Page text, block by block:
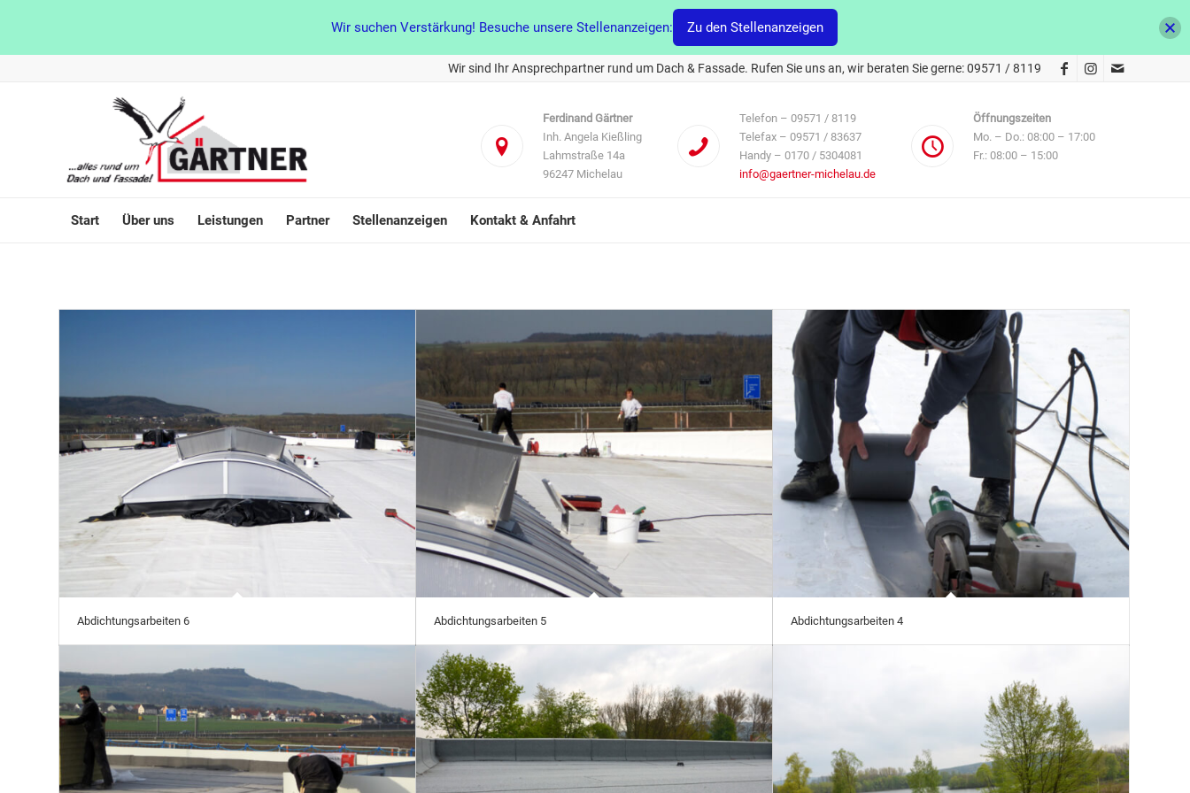
Wir sind Ihr Ansprechpartner rund um Dach & Fassade. Rufen Sie uns an, wir beraten Sie gerne: 09571 / 8119
Ferdinand Gärtner
Inh. Angela Kießling
Lahmstraße 14a
96247 Michelau
Telefon – 09571 / 8119
Telefax – 09571 / 83637
Handy – 0170 / 5304081
info@gaertner-michelau.de
Öffnungszeiten
Mo. – Do.: 08:00 – 17:00
Fr.: 08:00 – 15:00
Start Über uns Leistungen Partner Stellenanzeigen Kontakt & Anfahrt
Abdichtungsarbeiten 6 Abdichtungsarbeiten 5 Abdichtungsarbeiten 4
Wir suchen Verstärkung! Besuche unsere Stellenanzeigen: Zu den Stellenanzeigen